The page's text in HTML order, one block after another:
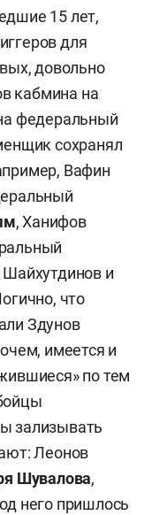
15 лет,
для
довольно
кабмина на
федеральный
сохранял
Вафин
, Ханифов
Шайхутдинов и
что
Здунов
имеется и
по тем
зализывать
Леонов
Шувалова,
него пришлось